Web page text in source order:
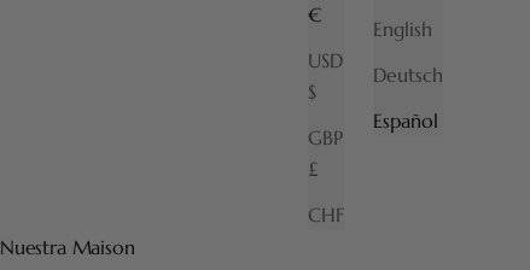
Nuestra Maison
€
USD
$
GBP
£
CHF
English
Deutsch
Español